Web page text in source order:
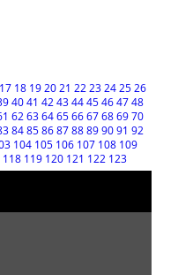
17 18 192021 2223242526
40 41 42 43 44 45 46 47 48
62 63 64 65 66 67 68 69 70
84 85 86 87 88 89 90 91 92
104 105 106 107 108 109
118 119 120 121 122 123